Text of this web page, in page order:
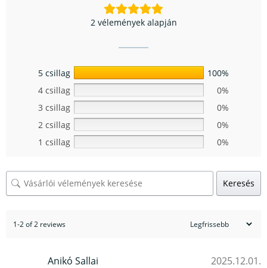
2 vélemények alapján
5 csillag
100%
4 csillag
0%
3 csillag
0%
2 csillag
0%
1 csillag
0%
Keresés
1-2 of 2 reviews
Anikó Sallai 2025.12.01.